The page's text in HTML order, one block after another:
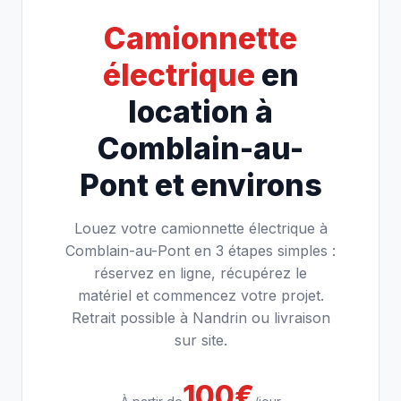
Camionnette
électrique en
location à
Comblain-au-
Pont et environs
Louez votre camionnette électrique à
Comblain-au-Pont en 3 étapes simples :
réservez en ligne, récupérez le
matériel et commencez votre projet.
Retrait possible à Nandrin ou livraison
sur site.